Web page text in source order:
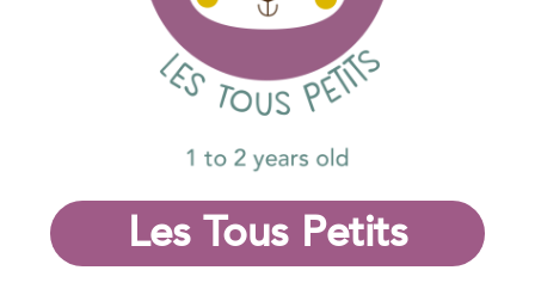
Les Tous Petits